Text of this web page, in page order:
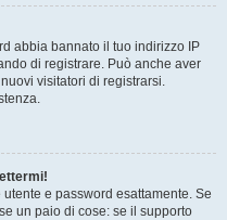
abbia bannato il tuo indirizzo IP
di registrare. Può anche aver
visitatori di registrarsi.
e password esattamente. Se
un paio di cose: se il supporto